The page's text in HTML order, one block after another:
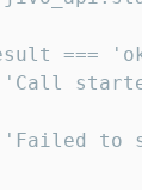
===
to